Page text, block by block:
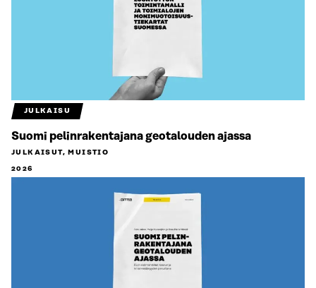
JULKAISU
Suomi pelinrakentajana geotalouden ajassa
JULKAISUT, MUISTIO
2026